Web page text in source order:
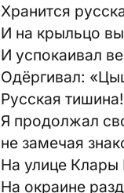
Хранится
И на крыльцо
И успокаивал
Одёргивал:
Русская тишина!
Я продолжал
не замечая
На улице Клары
На окраине